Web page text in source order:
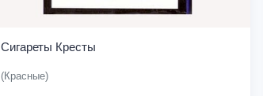
Сигареты Кресты
(Красные)